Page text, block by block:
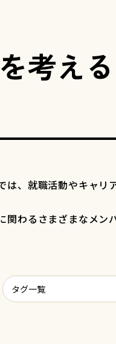
考える
は、就職活動やキャ
関わるさまざまなメン